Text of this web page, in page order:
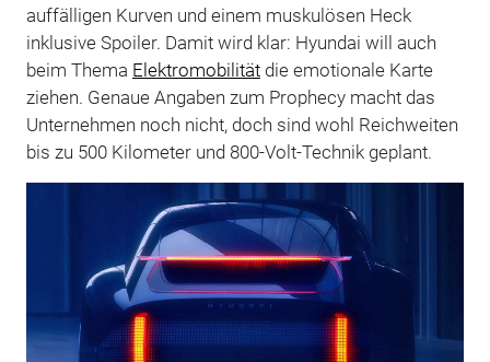
auffälligen Kurven und einem muskulösen Heck
inklusive Spoiler. Damit wird klar: Hyundai will auch
beim Thema Elektromobilitätdie emotionale Karte
ziehen. Genaue Angaben zum Prophecy macht das
Unternehmen noch nicht, doch sind wohl Reichweiten
bis zu 500 Kilometer und 800-Volt-Technik geplant.